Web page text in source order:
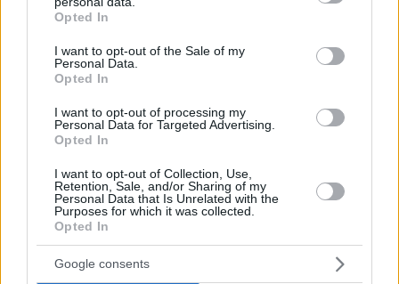
grant or deny consent to Google and its third-party tags to
use your data for below specified purposes in below Google
consent section.
Opted In
I want to opt-out of the Sale of my
Personal Data.
Opted In
I want to opt-out of processing my
Personal Data for Targeted Advertising.
Opted In
I want to opt-out of Collection, Use,
Retention, Sale, and/or Sharing of my
Personal Data that Is Unrelated with the
Purposes for which it was collected.
Opted In
Google consents
καρύδι. Όλοι ξέρουν το γκέτο του κέντρου της
Αθήνας και κανείς δεν μιλά. Ναρκωτικά πορνεία
κλοπές κλπ και όλα από Αφρική, Πακιστάν,
Μπαγκλαντες, Αλβανία, Βουλγαρία, Τουρκία κλπ. Η
Κυψέλη αποτελεί παράρτημα της Αφρικής. Ντροπή.
ΑΠΑΝΤΗΣΗ
24.06.2024, 20:30
Έρβιν Τζόνσον ο Τρίτος, το πρότυπο για κάθε
αλλοδαπό πολίτη της Κυψέλης!
ΑΠΑΝΤΗΣΗ